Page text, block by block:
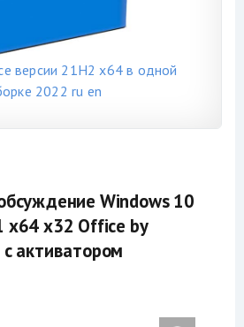
версии 21H2 x64 в одной
2022 ru en
Windows 10
x64 x32 Office by
активатором